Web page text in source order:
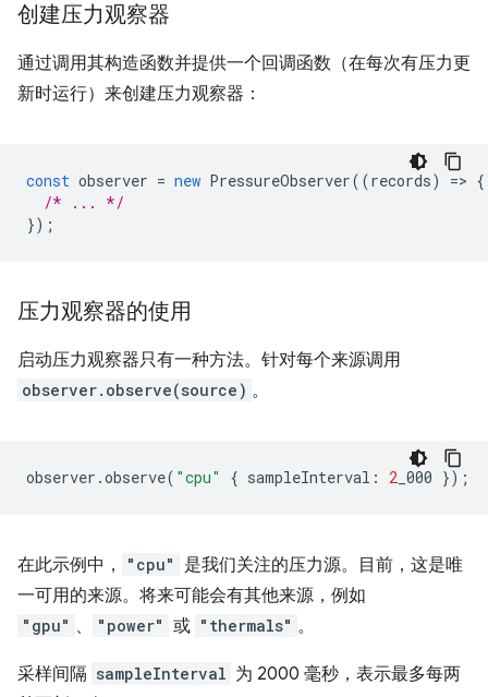
创建压力观察器
通过调用其构造函数并提供一个回调函数（在每次有压力更
新时运行）来创建压力观察器：
const observer = new PressureObserver((records) => {
/* ... */
});
压力观察器的使用
启动压力观察器只有一种方法。针对每个来源调用
observer.observe(source) 。
observer .observe( "cpu" { sampleInterval : 2 _000 });
在此示例中， "cpu"
是我们关注的压力源。目前，这是唯
一可用的来源。将来可能会有其他来源，例如
"gpu" 、 "power" 或 "thermals" 。
采样间隔 sampleInterval 为 2000 毫秒，表示最多每两